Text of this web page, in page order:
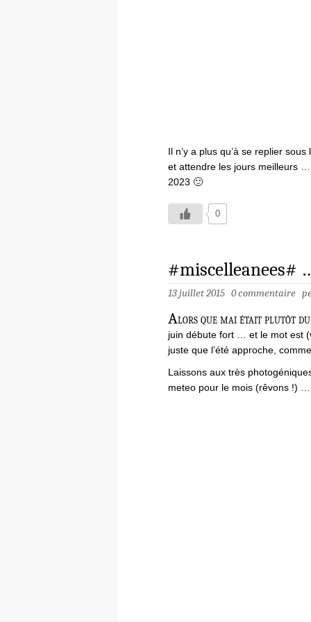
Il n’y a plus qu’à se replier
et attendre les jours meilleurs
2023 🙂
0
#miscelleanees#
13 juillet 2015 0 commentaire
Alors que mai était plutôt du
juin débute fort … et le mot est
juste que l’été approche,
Laissons aux très
meteo pour le mois (rêvons !) …